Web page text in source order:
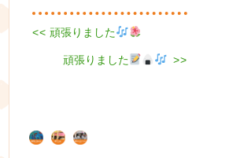
投
稿
ゲ
ー
Previous
<< 頑張りました
Next
頑張りました >>